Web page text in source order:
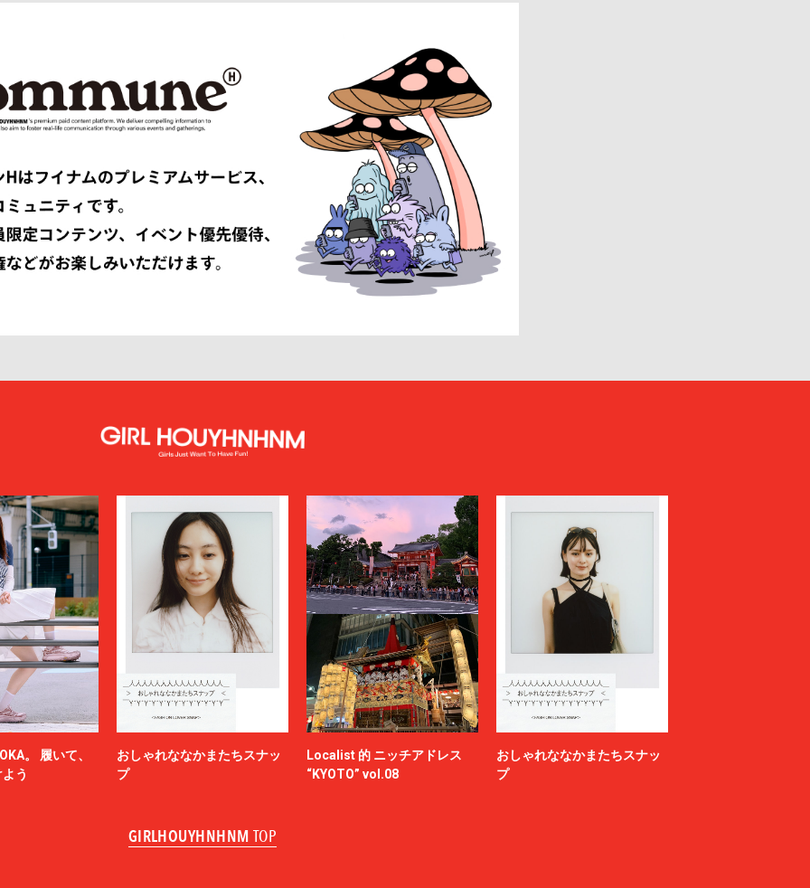
。 履いて、
う
おしゃれななかまたちスナッ
プ
Localist 的 ニッチアドレス
“KYOTO” vol.08
おしゃれななかまたちスナッ
プ
GIRLHOUYHNHNM TOP